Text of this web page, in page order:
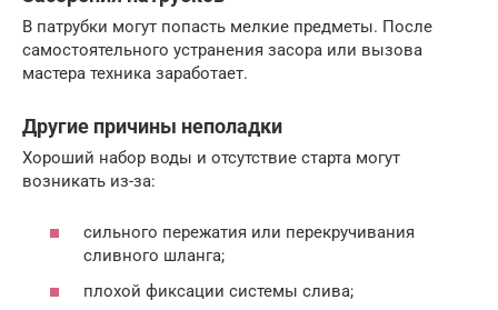
В патрубки могут попасть мелкие предметы. После
самостоятельного устранения засора или вызова
мастера техника заработает.
Другие причины неполадки
Хороший набор воды и отсутствие старта могут
возникать из-за:
сильного пережатия или перекручивания
сливного шланга;
плохой фиксации системы слива;